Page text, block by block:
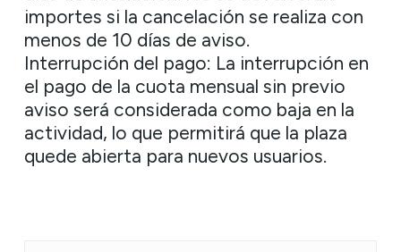
importes si la cancelación se realiza con
menos de 10 días de aviso.
Interrupción del pago: La interrupción en
el pago de la cuota mensual sin previo
aviso será considerada como baja en la
actividad, lo que permitirá que la plaza
quede abierta para nuevos usuarios.